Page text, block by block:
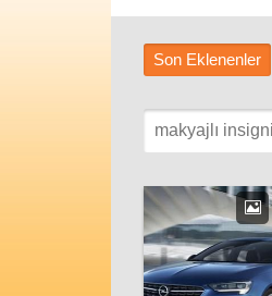
Son Eklenenler